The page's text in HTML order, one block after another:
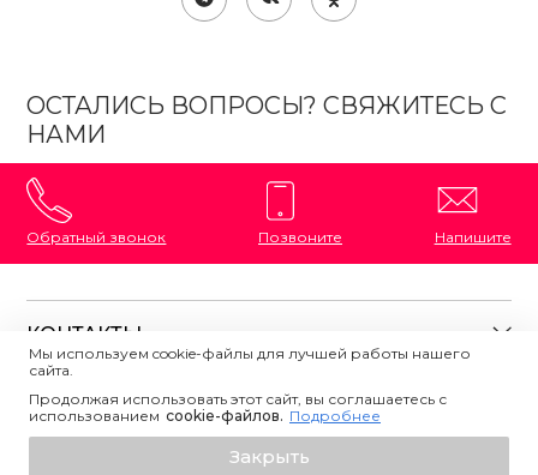
ОСТАЛИСЬ ВОПРОСЫ? СВЯЖИТЕСЬ С
НАМИ
Обратный звонок Позвоните Напишите
КОНТАКТЫ
8 (800) 333-87-72
Напишите нам
ПОЛЕЗНАЯ ИНФОРМАЦИЯ
О магазине
Мы используем cookie-файлы для лучшей работы нашего
сайта.
Продолжая использовать этот сайт, вы соглашаетесь с
использованием сookie-файлов. Подробнее
Закрыть